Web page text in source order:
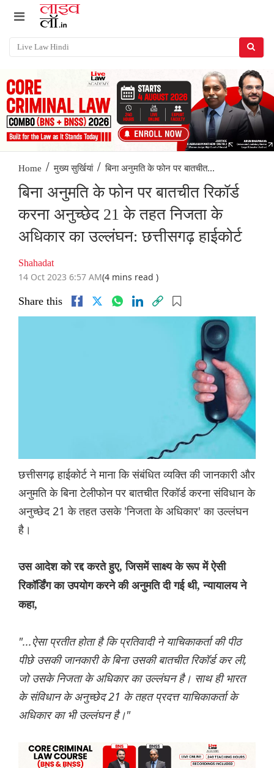
Home / मुख्य सुर्खियां / बिना अनुमति के फोन पर बातचीत...
बिना अनुमति के फोन पर बातचीत रिकॉर्ड
करना अनुच्छेद 21 के तहत निजता के
अधिकार का उल्लंघन: छत्तीसगढ़ हाईकोर्ट
Shahadat
14 Oct 2023 6:57 AM(4 mins read )
Share this
छत्तीसगढ़ हाईकोर्ट ने माना कि संबंधित व्यक्ति की जानकारी और
अनुमति के बिना टेलीफोन पर बातचीत रिकॉर्ड करना संविधान के
अनुच्छेद 21 के तहत उसके 'निजता के अधिकार' का उल्लंघन
है।
उस आदेश को रद्द करते हुए, जिसमें साक्ष्य के रूप में ऐसी
रिकॉर्डिंग का उपयोग करने की अनुमति दी गई थी, न्यायालय ने
कहा,
"...ऐसा प्रतीत होता है कि प्रतिवादी ने याचिकाकर्ता की पीठ
पीछे उसकी जानकारी के बिना उसकी बातचीत रिकॉर्ड कर ली,
जो उसके निजता के अधिकार का उल्लंघन है। साथ ही भारत
के संविधान के अनुच्छेद 21 के तहत प्रदत्त याचिकाकर्ता के
अधिकार का भी उल्लंघन है।"